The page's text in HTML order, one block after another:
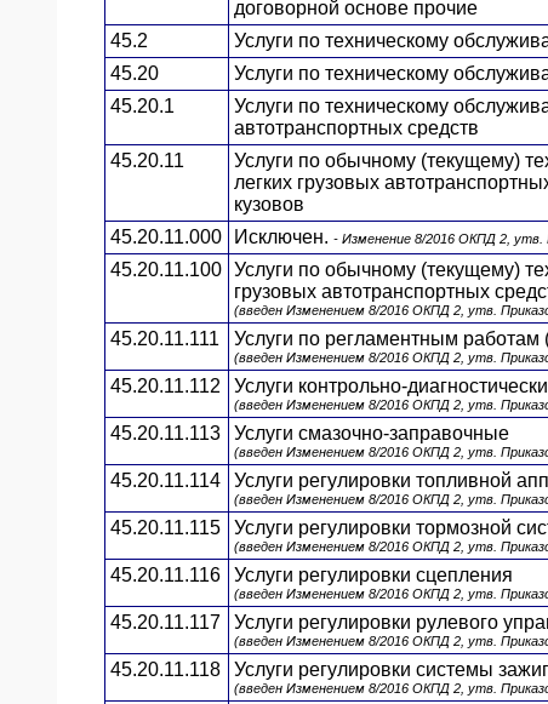
договорной основе прочие
45.2
Услуги по техническому
45.20
Услуги по техническому
45.20.1
Услуги по техническому
автотранспортных средств
45.20.11
Услуги по обычному (текущему)
легких грузовых
кузовов
45.20.11.000
Исключен.- Изменение 8/2016 ОКПД 2, утв.
45.20.11.100 Услуги по обычному (текущему)
грузовых автотранспортных
(введен Изменением 8/2016 ОКПД 2, утв.
45.20.11.111 Услуги по регламентным работам
(введен Изменением 8/2016 ОКПД 2, утв.
45.20.11.112 Услуги контрольно-
(введен Изменением 8/2016 ОКПД 2, утв.
45.20.11.113 Услуги смазочно-заправочные
(введен Изменением 8/2016 ОКПД 2, утв.
45.20.11.114 Услуги регулировки топливной
(введен Изменением 8/2016 ОКПД 2, утв.
45.20.11.115 Услуги регулировки тормозной
(введен Изменением 8/2016 ОКПД 2, утв.
45.20.11.116 Услуги регулировки сцепления
(введен Изменением 8/2016 ОКПД 2, утв.
45.20.11.117 Услуги регулировки рулевого
(введен Изменением 8/2016 ОКПД 2, утв.
45.20.11.118 Услуги регулировки системы
(введен Изменением 8/2016 ОКПД 2, утв.